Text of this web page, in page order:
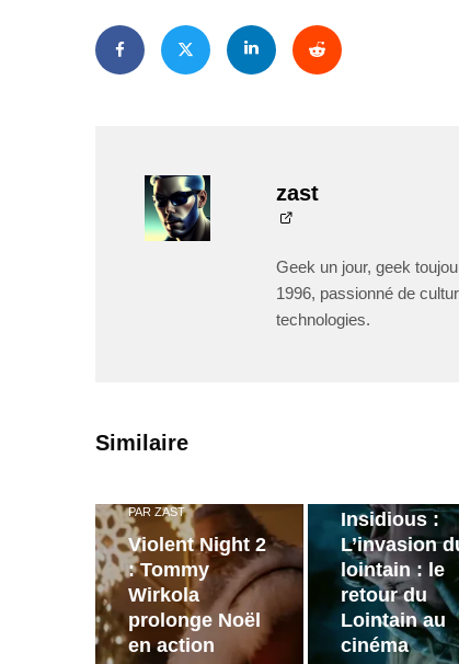
zast
Geek un jour, geek
1996, passionné de
technologies.
Similaire
PAR ZAST
Violent Night 2
: Tommy
Wirkola
prolonge Noël
en action
Insidious :
L’invasion
lointain : le
retour du
Lointain au
cinéma